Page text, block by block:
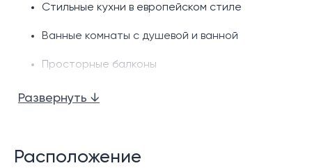
Стильные кухни в европейском стиле
Ванные комнаты с душевой и ванной
Просторные балконы
Характеристики:
Детский бассейн
Развернуть ↓
Расположение